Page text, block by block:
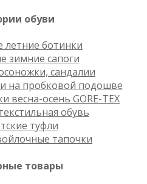
обуви
летние ботинки
зимние сапоги
сандалии
на пробковой подошве
весна-осень GORE-TEX
обувь
туфли
тапочки
товары